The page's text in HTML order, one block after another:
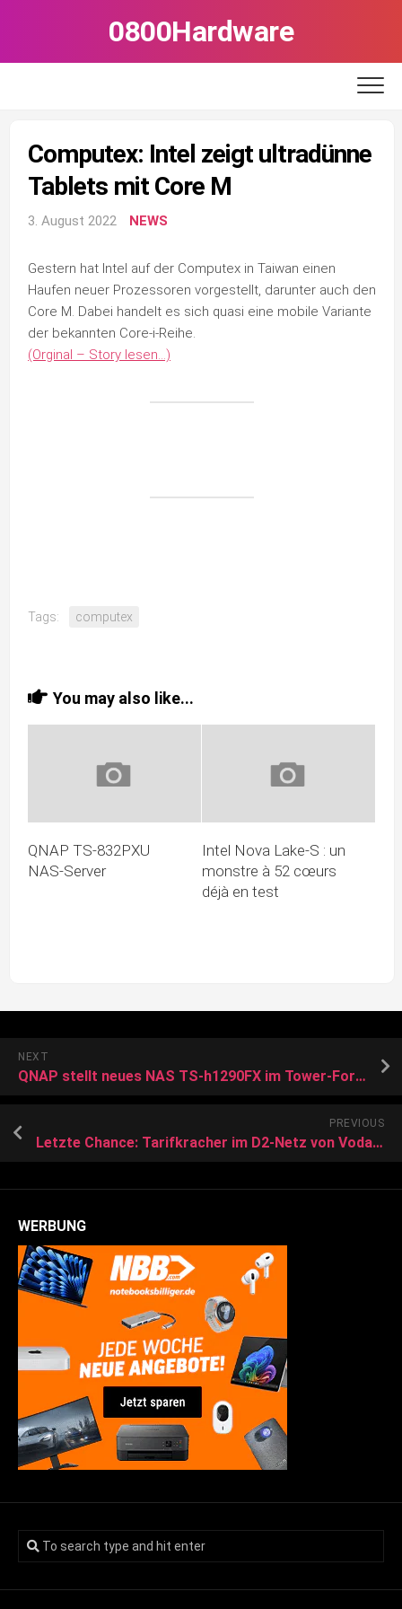
0800Hardware
Computex: Intel zeigt ultradünne
Tablets mit Core M
3. August 2022 NEWS
Gestern hat Intel auf der Computex in Taiwan einen
Haufen neuer Prozessoren vorgestellt, darunter auch den
Core M. Dabei handelt es sich quasi eine mobile Variante
der bekannten Core-i-Reihe.
(Orginal – Story lesen…)
Tags: computex
You may also like...
QNAP TS-832PXU
NAS-Server
Intel Nova Lake-S : un
monstre à 52 cœurs
déjà en test
NEXT
QNAP stellt neues NAS TS-h1290FX im Tower-Formfaktor vor
PREVIOUS
Letzte Chance: Tarifkracher im D2-Netz von Vodafone mit 20 GB für 10 Euro bei Klarmobil
WERBUNG